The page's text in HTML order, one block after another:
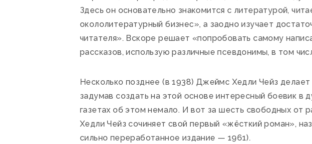
Здесь он основательно знакомится с литературой,
окололитературный бизнес», а заодно изучает
читателя». Вскоре решает «попробовать самому
рассказов, использую различные псевдонимы, в том
Несколько позднее (в 1938) Джеймс Хедли Чейз
задумав создать на этой основе интересный боевик в
газетах об этом немало. И вот за шесть свободных от
Хедли Чейз сочиняет свой первый «жёсткий роман»,
сильно переработанное издание — 1961).